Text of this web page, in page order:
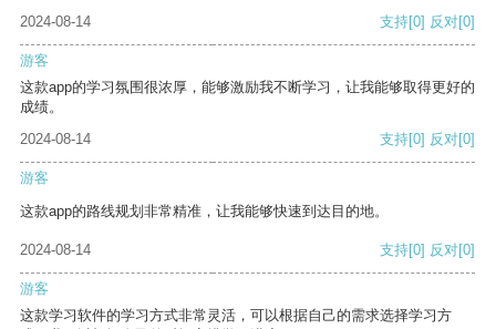
2024-08-14
支持[0] 反对[0]
游客
这款app的学习氛围很浓厚，能够激励我不断学习，让我能够取得更好的
成绩。
2024-08-14
支持[0] 反对[0]
游客
这款app的路线规划非常精准，让我能够快速到达目的地。
2024-08-14 支持[0] 反对[0]
游客
这款学习软件的学习方式非常灵活，可以根据自己的需求选择学习方